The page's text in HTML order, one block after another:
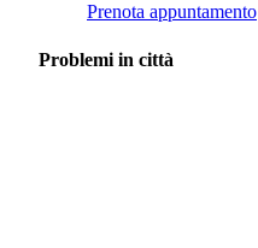
Prenota appuntamento
Problemi in città